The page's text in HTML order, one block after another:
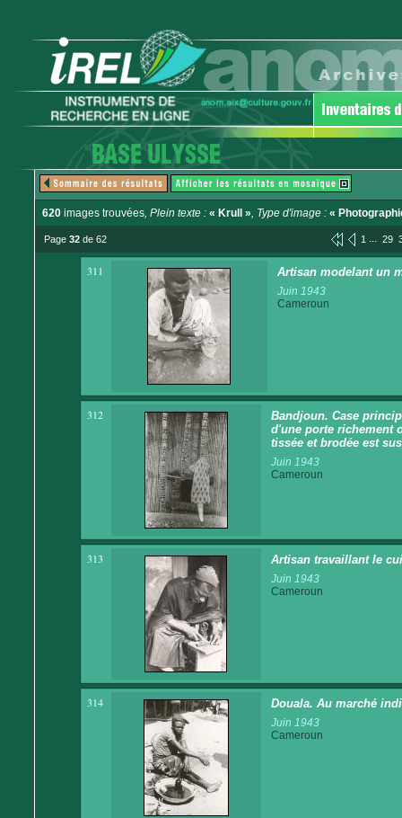
620 images trouvées, Plein texte : « Krull », Type d'image : «
Page 32 de 62 1 ... 29
311 Artisan modelant un
Juin 1943
Cameroun
312
Bandjoun. Case
d'une porte richement
tissée et brodée est
Juin 1943
Cameroun
313 Artisan travaillant le
Juin 1943
Cameroun
314 Douala. Au marché
Juin 1943
Cameroun